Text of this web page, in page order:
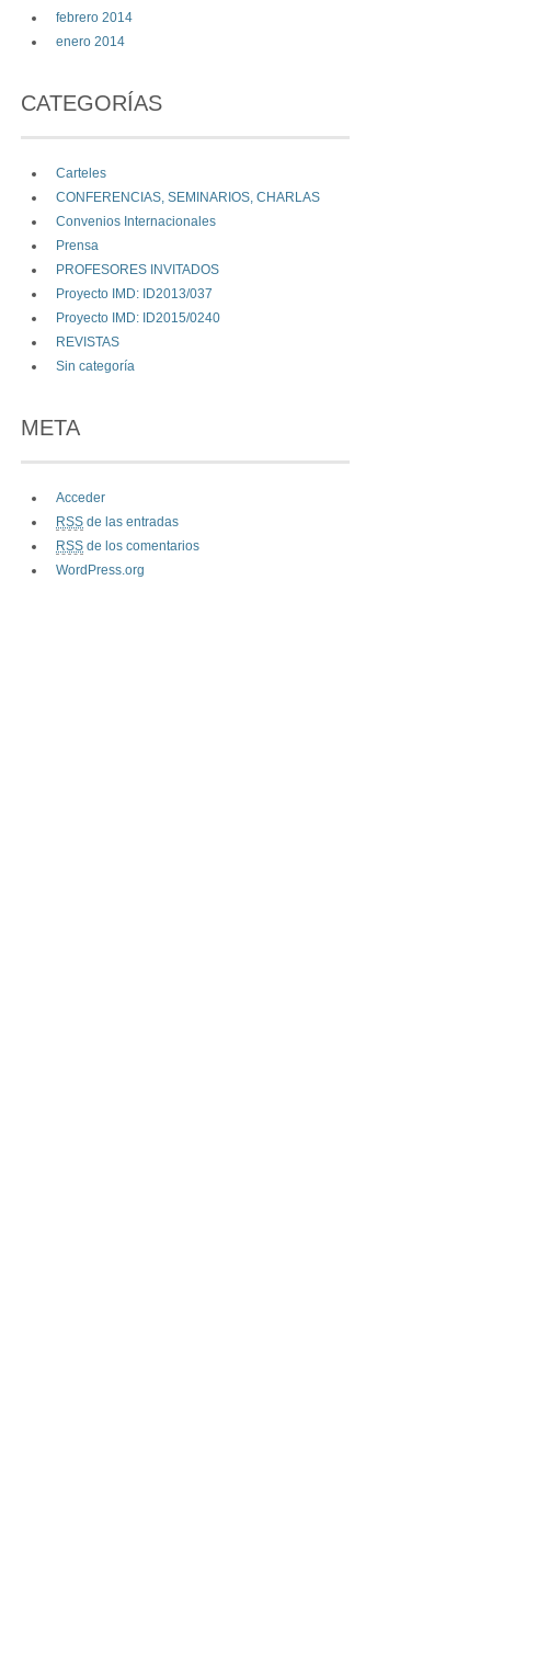
febrero 2014
enero 2014
CATEGORÍAS
Carteles
CONFERENCIAS, SEMINARIOS, CHARLAS
Convenios Internacionales
Prensa
PROFESORES INVITADOS
Proyecto IMD: ID2013/037
Proyecto IMD: ID2015/0240
REVISTAS
Sin categoría
META
Acceder
RSS de las entradas
RSS de los comentarios
WordPress.org